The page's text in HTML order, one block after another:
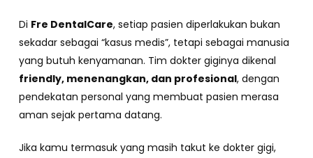
Di Fre DentalCare, setiap pasien diperlakukan bukan
sekadar sebagai “kasus medis”, tetapi sebagai manusia
yang butuh kenyamanan. Tim dokter giginya dikenal
friendly, menenangkan, dan profesional, dengan
pendekatan personal yang membuat pasien merasa
aman sejak pertama datang.
Jika kamu termasuk yang masih takut ke dokter gigi,